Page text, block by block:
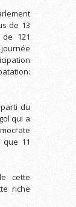
de 13
121
du
qui a
que 11
cette
riche